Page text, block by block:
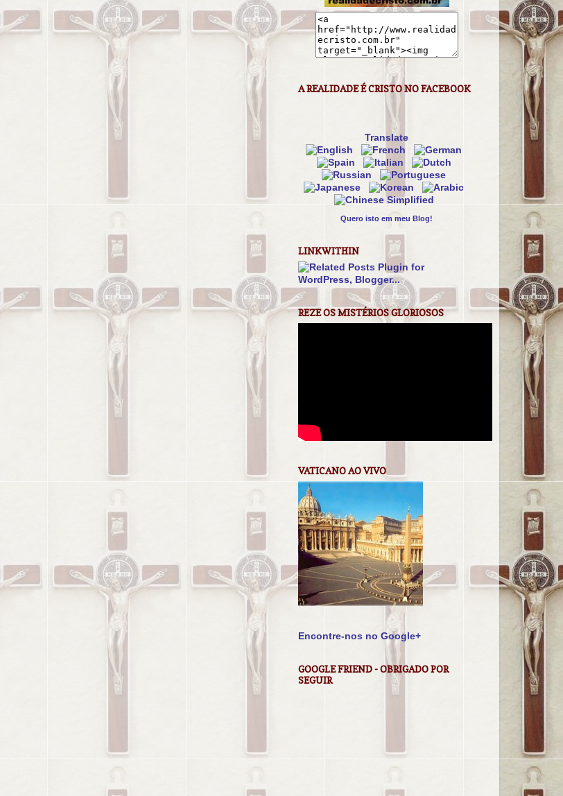
A REALIDADE É CRISTO NO FACEBOOK
Translate
Quero isto em meu Blog!
LINKWITHIN
REZE OS MISTÉRIOS GLORIOSOS
VATICANO AO VIVO
Encontre-nos no Google+
GOOGLE FRIEND - OBRIGADO POR
SEGUIR